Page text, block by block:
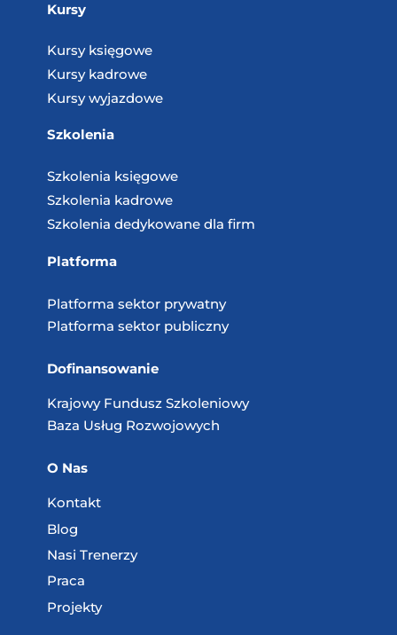
Kursy
Kursy księgowe
Kursy kadrowe
Kursy wyjazdowe
Szkolenia
Szkolenia księgowe
Szkolenia kadrowe
Szkolenia dedykowane dla firm
Platforma
Platforma sektor prywatny
Platforma sektor publiczny
Dofinansowanie
Krajowy Fundusz Szkoleniowy
Baza Usług Rozwojowych
O Nas
Kontakt
Blog
Nasi Trenerzy
Praca
Projekty